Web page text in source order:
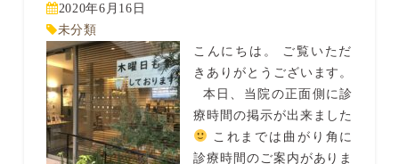
2020年6月16日
未分類
こんにちは。 ご覧いただ
きありがとうございます。
本日、当院の正面側に診
療時間の掲示が出来ました
これまでは曲がり角に
診療時間のご案内がありま